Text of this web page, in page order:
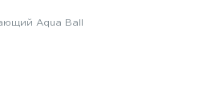
Aqua Ball